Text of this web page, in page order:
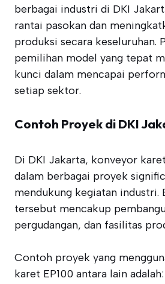
berbagai industri di DKI
rantai pasokan dan
produksi secara keseluruhan.
pemilihan model yang tepat
kunci dalam mencapai
setiap sektor.
Contoh Proyek di DKI
Di DKI Jakarta, konveyor
dalam berbagai proyek
mendukung kegiatan industri.
tersebut mencakup
pergudangan, dan fasilitas
Contoh proyek yang
karet EP100 antara lain adalah: